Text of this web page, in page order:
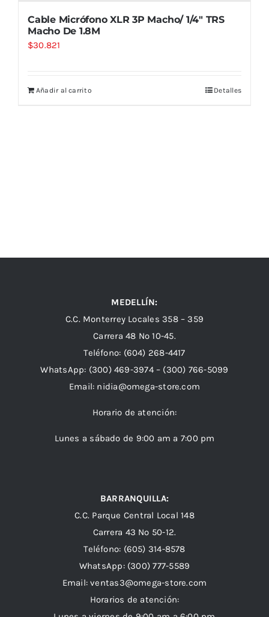
Cable Micrófono XLR 3P Macho/ 1/4″ TRS
Macho De 1.8M
$30.821
Añadir al carrito Detalles
MEDELLÍN:
C.C. Monterrey Locales 358 – 359
Carrera 48 Nº 10-45.
Teléfono: (604) 268-4417
WhatsApp: (300) 469-3974 – (300) 766-5099
Email: nidia@omega-store.com
Horario de atención:
Lunes a sábado de 9:00 am a 7:00 pm
BARRANQUILLA:
C.C. Parque Central Local 148
Carrera 43 Nº 50-12.
Teléfono: (605) 314-8578
WhatsApp: (300) 777-5589
Email: ventas3@omega-store.com
Horarios de atención: